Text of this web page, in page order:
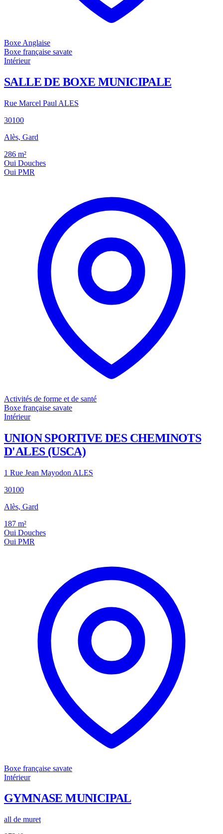
Boxe Anglaise
Boxe française savate
Intérieur
SALLE DE BOXE MUNICIPALE
Rue Marcel Paul ALES
30100
Alès, Gard
286 m²
Oui Douches
Oui PMR
Activités de forme et de santé
Boxe française savate
Intérieur
UNION SPORTIVE DES CHEMINOTS
D'ALES (USCA)
1 Rue Jean Mayodon ALES
30100
Alès, Gard
187 m²
Oui Douches
Oui PMR
Boxe française savate
Intérieur
GYMNASE MUNICIPAL
all de muret